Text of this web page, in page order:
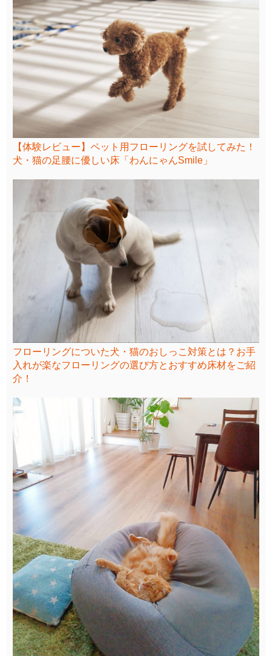
【体験レビュー】ペット用フローリングを試してみた！
犬・猫の足腰に優しい床「わんにゃんSmile」
フローリングについた犬・猫のおしっこ対策とは？お手
入れが楽なフローリングの選び方とおすすめ床材をご紹
介！